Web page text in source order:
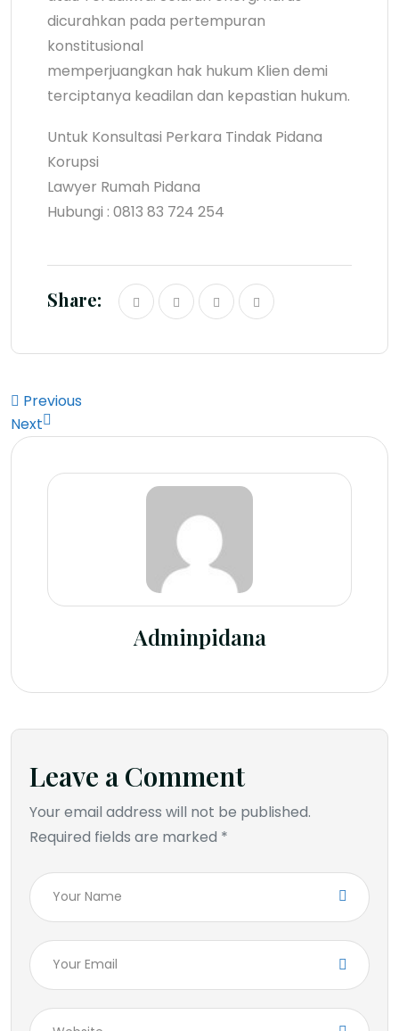
dicurahkan pada pertempuran
konstitusional
memperjuangkan hak hukum Klien demi
terciptanya keadilan dan kepastian hukum.
Untuk Konsultasi Perkara Tindak Pidana
Korupsi
Lawyer Rumah Pidana
Hubungi : 0813 83 724 254
Share:
Previous
Next
Adminpidana
Leave a Comment
Your email address will not be published.
Required fields are marked *